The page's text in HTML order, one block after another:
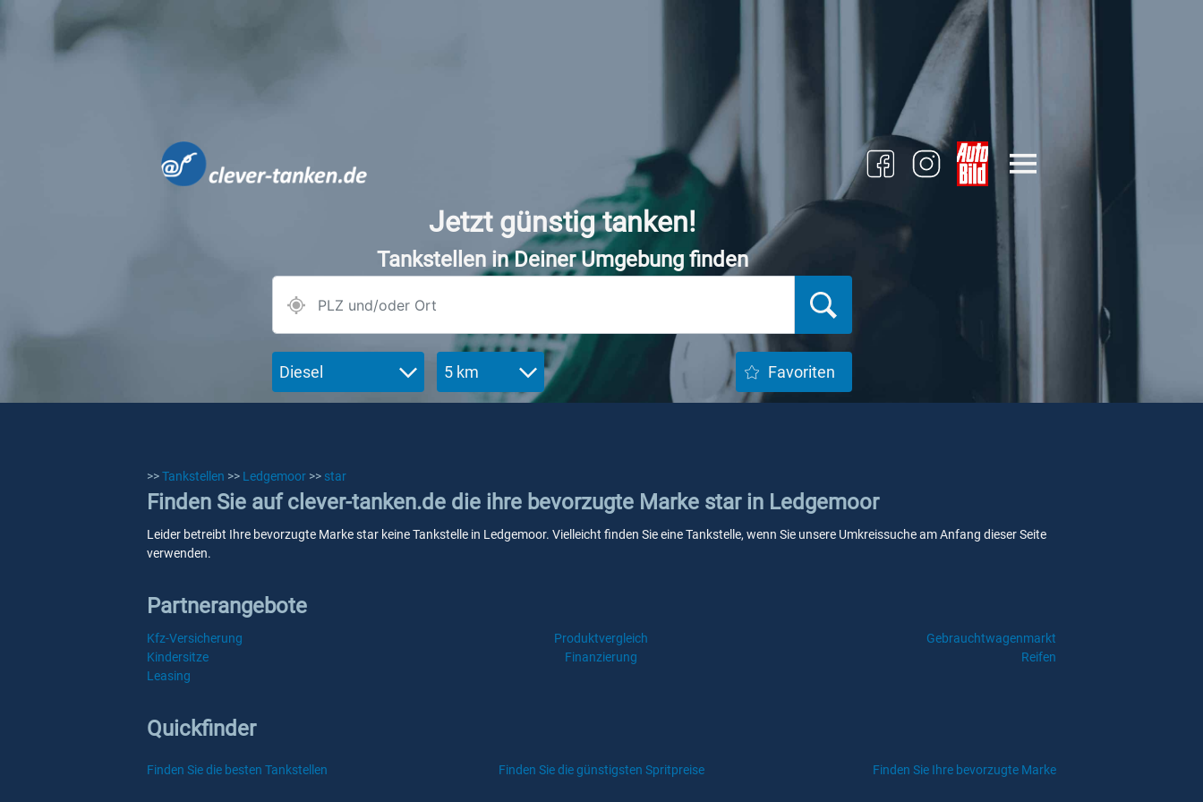
Jetzt günstig tanken!
Tankstellen in Deiner Umgebung finden
Diesel 5 km Favoriten
>>Tankstellen >> Ledgemoor >> star
Finden Sie auf clever-tanken.de die ihre bevorzugte Marke star in Ledgemoor
Leider betreibt Ihre bevorzugte Marke star keine Tankstelle in Ledgemoor. Vielleicht finden Sie eine Tankstelle, wenn Sie unsere Umkreissuche am Anfang dieser Seite
verwenden.
Partnerangebote
Kfz-Versicherung Produktvergleich
Gebrauchtwagenmarkt
Kindersitze
Finanzierung
Reifen
Leasing
Quickfinder
Finden Sie die besten Tankstellen Finden Sie die günstigsten Spritpreise Finden Sie Ihre bevorzugte Marke